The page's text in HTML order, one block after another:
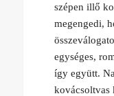
szépen illő
megengedi,
egységes,
így együtt.
kovácsoltvas